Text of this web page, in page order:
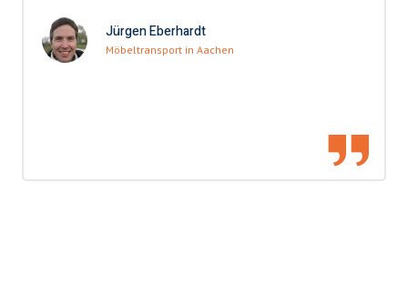
Jürgen Eberhardt
Möbeltransport in Aachen